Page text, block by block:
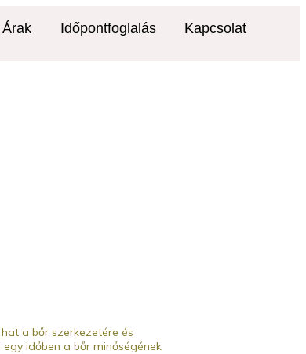
Árak Időpontfoglalás Kapcsolat
a bőr szerkezetére és
időben a bőr minőségének